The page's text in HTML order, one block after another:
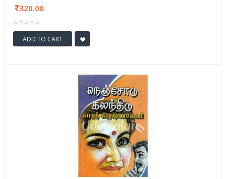
320.00
ADD TO CART